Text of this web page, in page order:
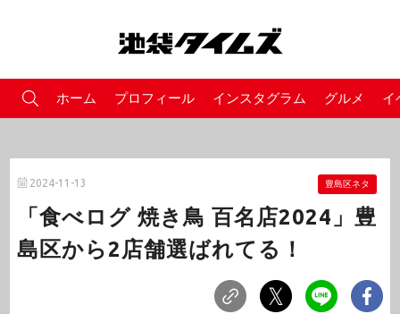
ホーム プロフィール インスタグラム グルメ イ
2024-11-13 豊島区ネタ
「食べログ 焼き鳥 百名店2024」豊
島区から2店舗選ばれてる！